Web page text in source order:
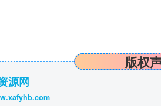
版权
源网